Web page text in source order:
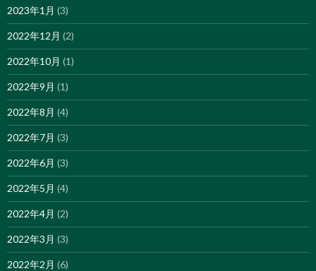
2023年1月 (3)
2022年12月 (2)
2022年10月 (1)
2022年9月 (1)
2022年8月 (4)
2022年7月 (3)
2022年6月 (3)
2022年5月 (4)
2022年4月 (2)
2022年3月 (3)
2022年2月 (6)